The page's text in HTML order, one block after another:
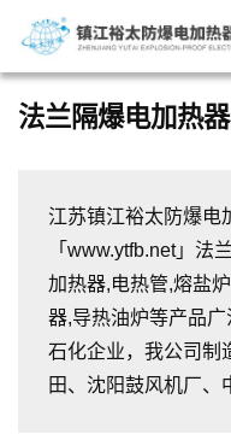
法兰隔爆电加热
江苏镇江裕太防爆电
「www.ytfb.net」法
加热器,电热管,熔盐
器,导热油炉等产品
石化企业，我公司制
田、沈阳鼓风机厂、